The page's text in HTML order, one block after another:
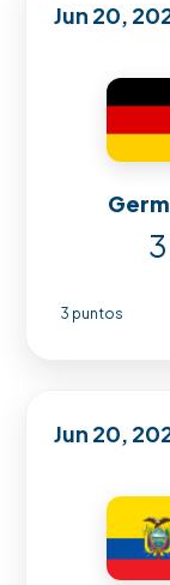
Jun 20,
3
3 puntos
Jun 20,